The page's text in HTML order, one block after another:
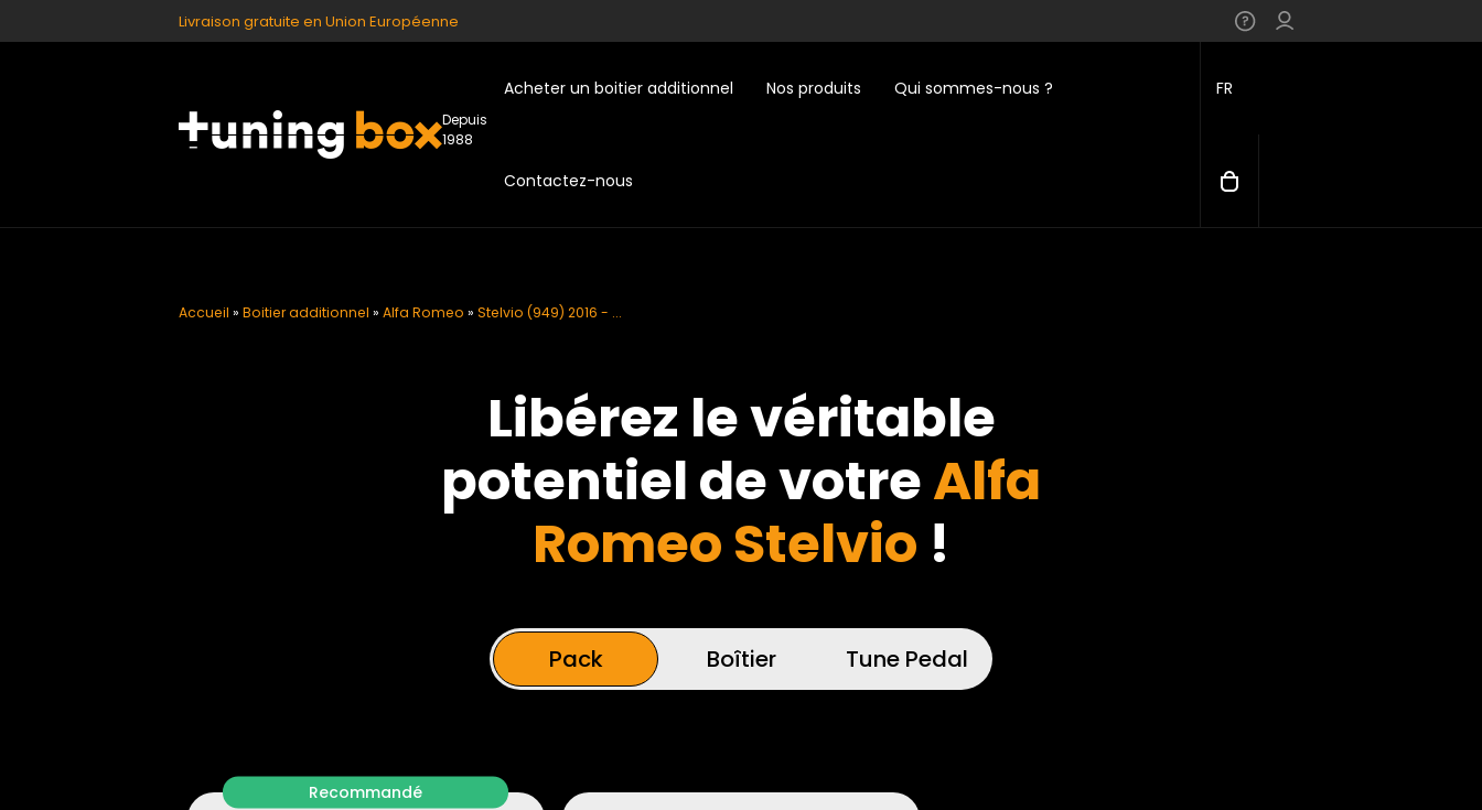
Livraison gratuite en Union Européenne
Depuis
1988
Acheter un boitier additionnel Nos produits Qui sommes-nous ?
Contactez-nous
FR
Accueil » Boitier additionnel » Alfa Romeo » Stelvio (949) 2016 - ...
Libérez le véritable
potentiel de votreAlfa
Romeo Stelvio !
Pack Boîtier Tune Pedal
Recommandé